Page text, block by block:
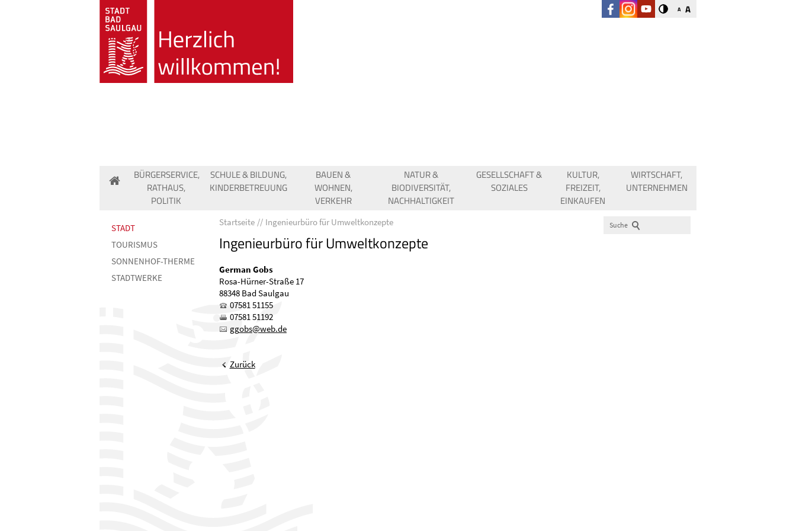
A A
BÜRGERSERVICE,
RATHAUS,
POLITIK
SCHULE & BILDUNG,
KINDERBETREUUNG
BAUEN &
WOHNEN,
VERKEHR
NATUR &
BIODIVERSITÄT,
NACHHALTIGKEIT
GESELLSCHAFT &
SOZIALES
KULTUR,
FREIZEIT,
EINKAUFEN
WIRTSCHAFT,
UNTERNEHMEN
STADT
TOURISMUS
SONNENHOF-THERME
STADTWERKE
Startseite Ingenieurbüro für Umweltkonzepte
Ingenieurbüro für Umweltkonzepte
German Gobs
Rosa-Hürner-Straße 17
88348 Bad Saulgau
07581 51155
07581 51192
gg bs w b d
Zurück
Suche